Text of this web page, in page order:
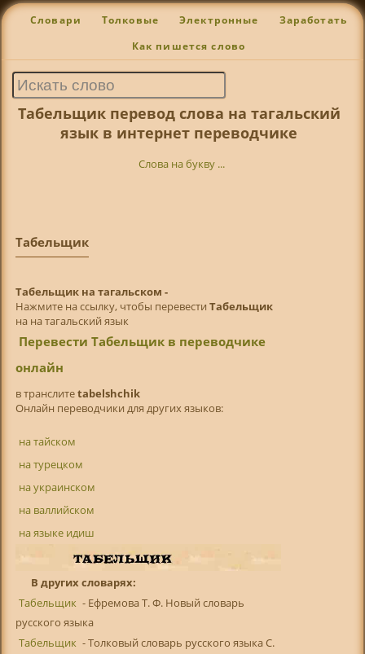
Словари Толковые Электронные Заработать
Как пишется слово
Табельщик перевод слова на тагальский
язык в интернет переводчике
Слова на букву ...
Табельщик
Табельщик на тагальском -
Нажмите на ссылку, чтобы перевести Табельщик
на на тагальский язык
Перевести Табельщик в переводчике
онлайн
в транслитetabelshchik
Онлайн переводчики для других языков:
на тайском
на турецком
на украинском
на валлийском
на языке идиш
В других словарях:
Табельщик - Ефремова Т. Ф. Новый словарь
русского языка
Табельщик - Толковый словарь русского языка С.